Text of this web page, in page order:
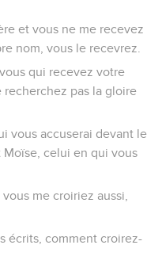
et vous ne me recevez
nom, vous le recevrez.
qui recevez votre
recherchez pas la gloire
vous accuserai devant le
Moïse, celui en qui vous
me croiriez aussi,
écrits, comment croirez-